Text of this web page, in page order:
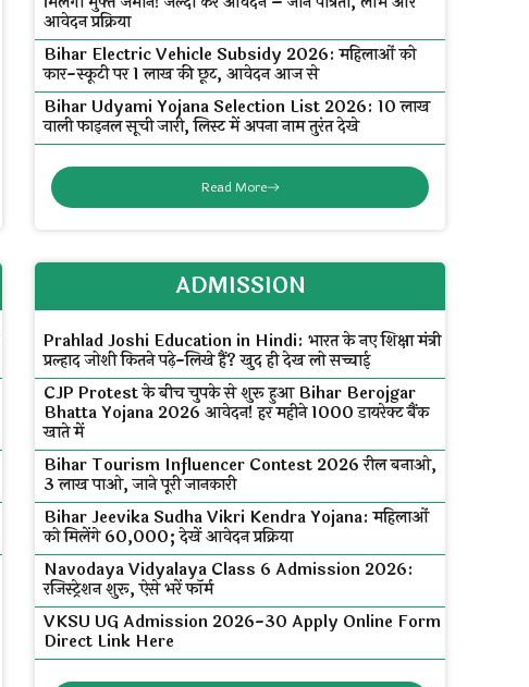
आवेदन प्रक्रिया
Bihar Electric Vehicle Subsidy 2026: महिलाओं को
कार-स्कूटी पर ₹1 लाख की छूट, आवेदन आज से
Bihar Udyami Yojana Selection List 2026: ₹10 लाख
वाली फाइनल सूची जारी, लिस्ट में अपना नाम तुरंत देखे
Read More
ADMISSION
Prahlad Joshi Education in Hindi: भारत के नए शिक्षा मंत्री
प्रल्हाद जोशी कितने पढ़े-लिखे हैं? खुद ही देख लो सच्चाई
CJP Protest के बीच चुपके से शुरू हुआ Bihar Berojgar
Bhatta Yojana 2026 आवेदन! हर महीने ₹1000 डायरेक्ट बैंक
खाते में
Bihar Tourism Influencer Contest 2026 रील बनाओ,
₹3 लाख पाओ, जाने पूरी जानकारी
Bihar Jeevika Sudha Vikri Kendra Yojana: महिलाओं
को मिलेंगे ₹60,000; देखें आवेदन प्रक्रिया
Navodaya Vidyalaya Class 6 Admission 2026:
रजिस्ट्रेशन शुरू, ऐसे भरें फॉर्म
VKSU UG Admission 2026-30 Apply Online Form
Direct Link Here